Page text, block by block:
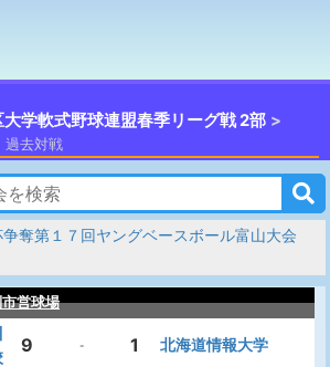
学軟式野球連盟春季リーグ戦 2部
過去対戦
奪第１７回ヤングベースボール富山大会
営球場
9 - 1 北海道情報大学